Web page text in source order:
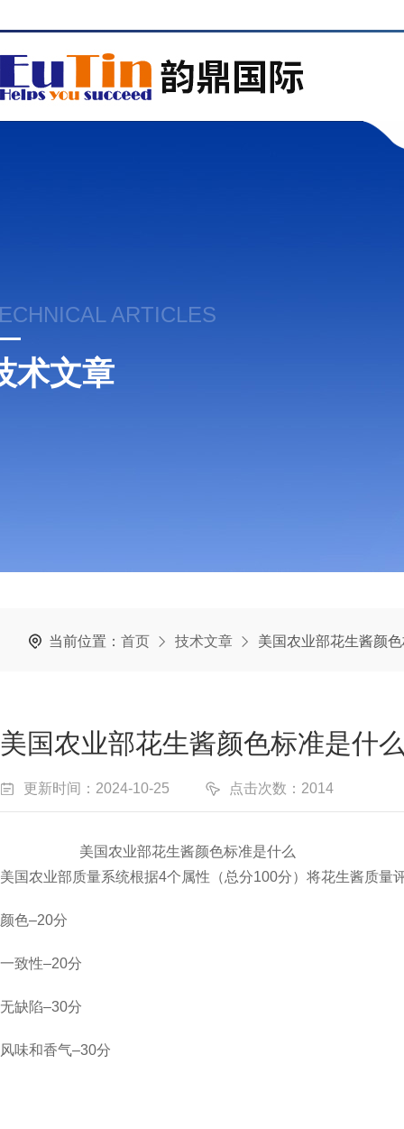
ARTICLES
术文章
当前位置： 首页 技术文章 美国农业部花生酱颜
美国农业部花生酱颜色标准是什
更新时间：2024-10-25 点击次数：2014
美国农业部花生酱颜色标准是什么
美国农业部质量系统根据4个属性（总分100分）将花生酱质量
颜色–20分
一致性–20分
无缺陷–30分
风味和香气–30分